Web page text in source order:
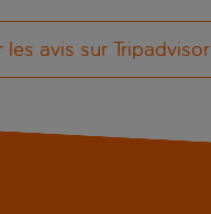
les avis sur Tripadvisor